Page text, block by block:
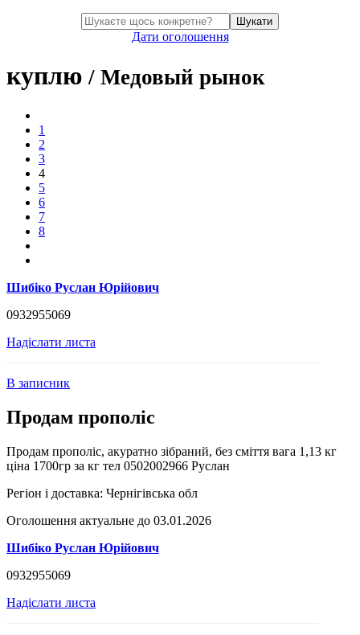
Шукати
Дати оголошення
куплю/ Медовый рынок
1
2
3
4
5
6
7
8
Шибіко Руслан Юрійович
0932955069
Надіслати листа
В записник
Продам прополіс
Продам прополіс, акуратно зібраний, без сміття вага 1,13 кг
ціна 1700гр за кг тел 0502002966 Руслан
Регіон і доставка: Чернігівська обл
Оголошення актуальне до 03.01.2026
Шибіко Руслан Юрійович
0932955069
Надіслати листа